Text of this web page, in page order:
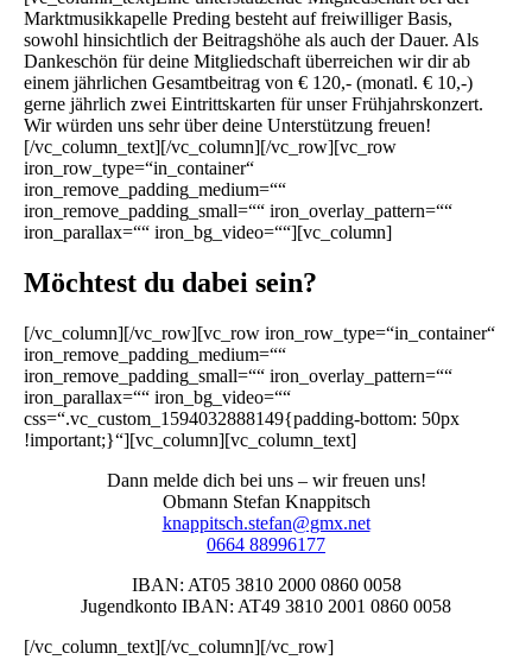
Marktmusikkapelle Preding besteht auf freiwilliger Basis,
sowohl hinsichtlich der Beitragshöhe als auch der Dauer. Als
Dankeschön für deine Mitgliedschaft überreichen wir dir ab
einem jährlichen Gesamtbeitrag von € 120,- (monatl. € 10,-)
gerne jährlich zwei Eintrittskarten für unser Frühjahrskonzert.
Wir würden uns sehr über deine Unterstützung freuen!
[/vc_column_text][/vc_column][/vc_row][vc_row
iron_row_type=“in_container“
iron_remove_padding_medium=““
iron_remove_padding_small=““ iron_overlay_pattern=““
iron_parallax=““ iron_bg_video=““][vc_column]
Möchtest du dabei sein?
[/vc_column][/vc_row][vc_row iron_row_type=“in_container“
iron_remove_padding_medium=““
iron_remove_padding_small=““ iron_overlay_pattern=““
iron_parallax=““ iron_bg_video=““
css=“.vc_custom_1594032888149{padding-bottom: 50px
!important;}“][vc_column][vc_column_text]
Dann melde dich bei uns – wir freuen uns!
Obmann Stefan Knappitsch
knappitsch.stefan@gmx.net
0664 88996177
IBAN: AT05 3810 2000 0860 0058
Jugendkonto IBAN: AT49 3810 2001 0860 0058
[/vc_column_text][/vc_column][/vc_row]